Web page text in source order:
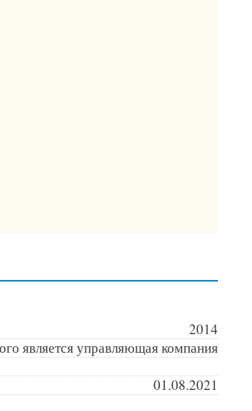
2014
является управляющая компания
01.08.2021